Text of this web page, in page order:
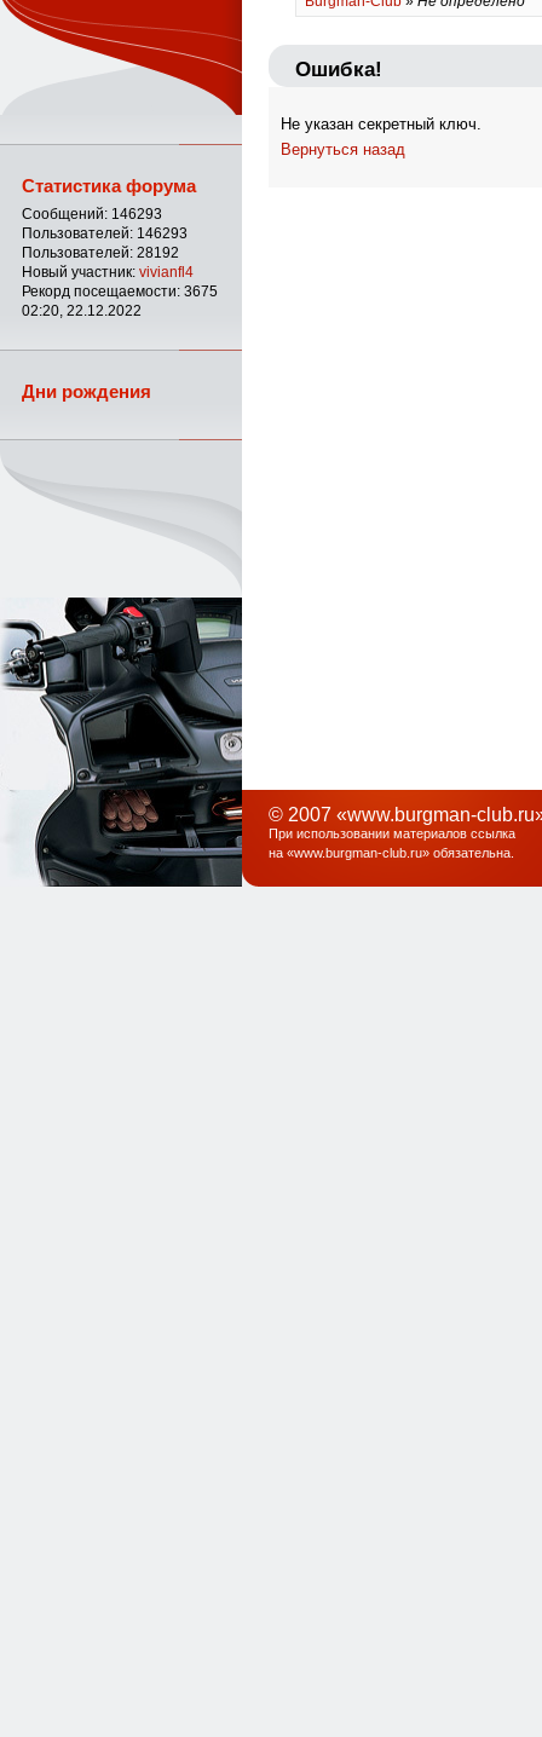
Ошибка!
Не указан секретный ключ.
Вернуться назад
Статистика форума
Сообщений: 146293
Пользователей: 146293
Пользователей: 28192
Новый участник: vivianfl4
Рекорд посещаемости: 3675
02:20, 22.12.2022
Дни рождения
© 2007 «www.burgman-
При использовании материалов ссылка
на «www.burgman-club.ru» обязательна